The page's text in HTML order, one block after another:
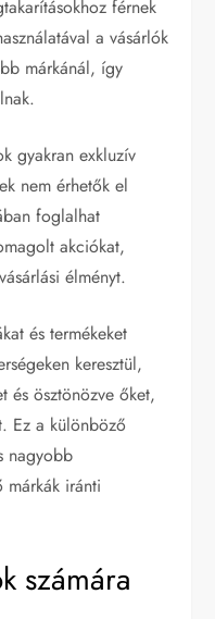
férnek
a vásárlók
márkánál, így
gyakran exkluzív
nem érhetők el
foglalhat
akciókat,
élményt.
és termékeket
keresztül,
és ösztönözve őket,
Ez a különböző
nagyobb
márkák iránti
számára